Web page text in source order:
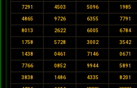
7291 4503 5096 1985
4865 9726 6355 7791
8013 2622 6005 6784
1758 5728 3002 3542
1438 0461 7146 0671
7766 0852 9944 5891
3838 1486 4335 8201